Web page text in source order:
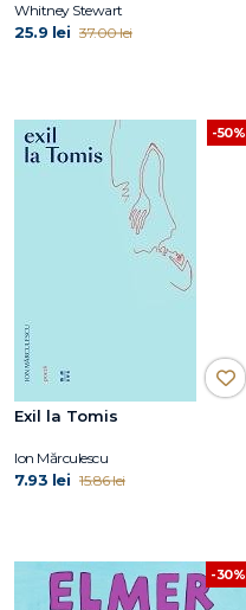
Whitney Stewart
25.9 lei 37.00 lei
-50%
Exil la Tomis
Ion Mărculescu
7.93 lei 15.86 lei
-30%